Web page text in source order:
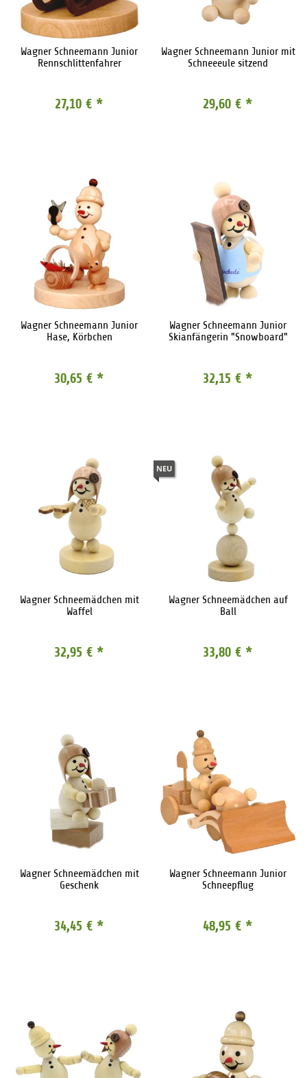
Wagner Schneemann Junior
Rennschlittenfahrer
27,10 € *
Wagner Schneemann Junior mit
Schneeeule sitzend
29,60 € *
Wagner Schneemann Junior
Hase, Körbchen
30,65 € *
Wagner Schneemann Junior
Skianfängerin "Snowboard"
32,15 € *
Wagner Schneemädchen mit
Waffel
32,95 € *
NEU
Wagner Schneemädchen auf
Ball
33,80 € *
Wagner Schneemädchen mit
Geschenk
34,45 € *
Wagner Schneemann Junior
Schneepflug
48,95 € *